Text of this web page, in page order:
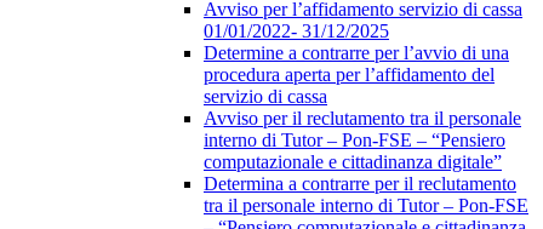
Avviso per l’affidamento servizio di cassa
01/01/2022- 31/12/2025
Determine a contrarre per l’avvio di una
procedura aperta per l’affidamento del
servizio di cassa
Avviso per il reclutamento tra il personale
interno di Tutor – Pon-FSE – “Pensiero
computazionale e cittadinanza digitale”
Determina a contrarre per il reclutamento
tra il personale interno di Tutor – Pon-FSE